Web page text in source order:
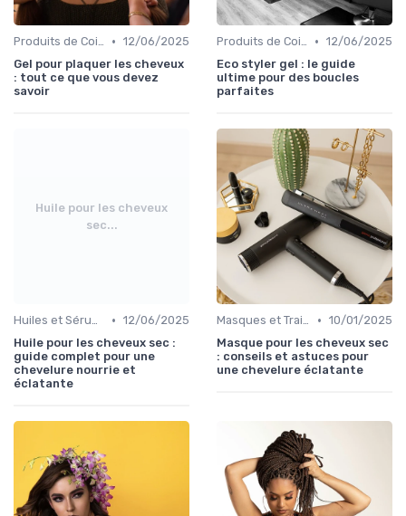
Produits de Coiffage • 12/06/2025
Gel pour plaquer les cheveux
: tout ce que vous devez
savoir
Produits de Coiffage • 12/06/2025
Eco styler gel : le guide
ultime pour des boucles
parfaites
Huile pour les cheveux
sec...
Huiles et Sérums • 12/06/2025
Huile pour les cheveux sec :
guide complet pour une
chevelure nourrie et
éclatante
Masques et Traitements en Profondeur • 10/01/2025
Masque pour les cheveux sec
: conseils et astuces pour
une chevelure éclatante